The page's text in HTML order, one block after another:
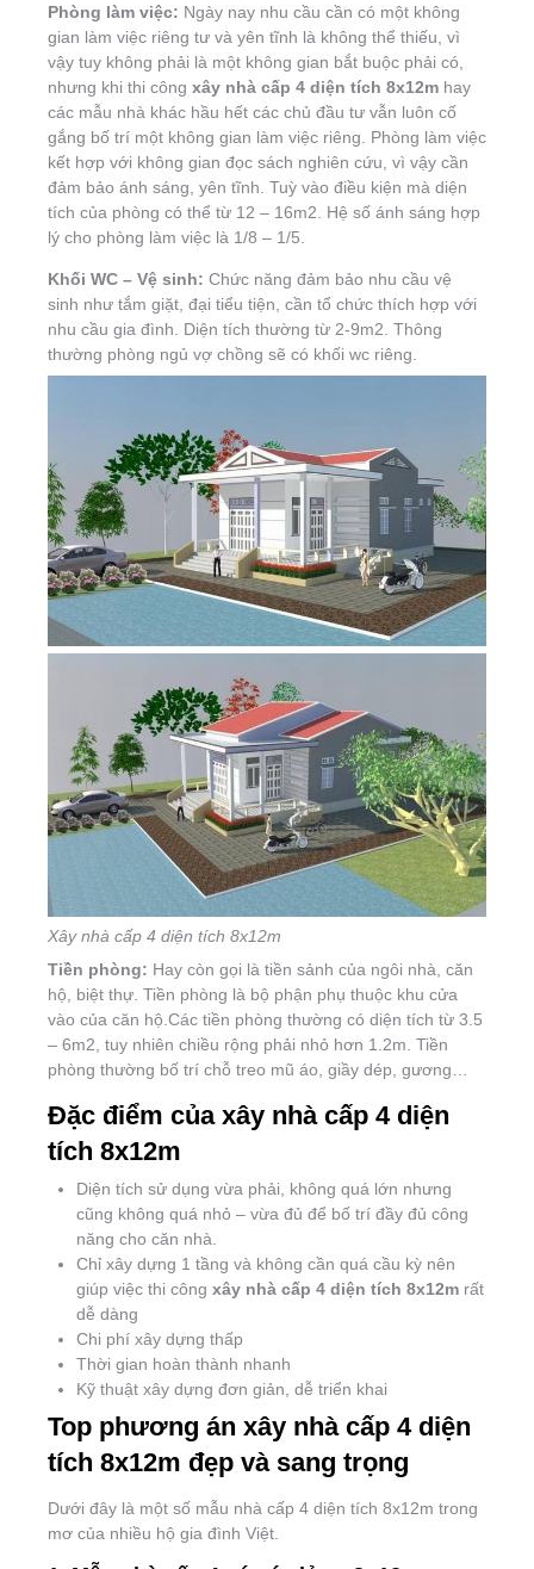
Phòng làm việc: Ngày nay nhu cầu cần có một không
gian làm việc riêng tư và yên tĩnh là không thể thiếu, vì
vậy tuy không phải là một không gian bắt buộc phải có,
nhưng khi thi công xây nhà cấp 4 diện tích 8x12m hay
các mẫu nhà khác hầu hết các chủ đầu tư vẫn luôn cố
gắng bố trí một không gian làm việc riêng. Phòng làm việc
kết hợp với không gian đọc sách nghiên cứu, vì vậy cần
đảm bảo ánh sáng, yên tĩnh. Tuỳ vào điều kiện mà diện
tích của phòng có thể từ 12 – 16m2. Hệ số ánh sáng hợp
lý cho phòng làm việc là 1/8 – 1/5.
Khối WC – Vệ sinh: Chức năng đảm bảo nhu cầu vệ
sinh như tắm giặt, đại tiểu tiện, cần tổ chức thích hợp với
nhu cầu gia đình. Diện tích thường từ 2-9m2. Thông
thường phòng ngủ vợ chồng sẽ có khối wc riêng.
Xây nhà cấp 4 diện tích 8x12m
Tiền phòng: Hay còn gọi là tiền sảnh của ngôi nhà, căn
hộ, biệt thự. Tiền phòng là bộ phận phụ thuộc khu cửa
vào của căn hộ.Các tiền phòng thường có diện tích từ 3.5
– 6m2, tuy nhiên chiều rộng phải nhỏ hơn 1.2m. Tiền
phòng thường bố trí chỗ treo mũ áo, giầy dép, gương…
Đặc điểm của xây nhà cấp 4 diện
tích 8x12m
Diện tích sử dụng vừa phải, không quá lớn nhưng
cũng không quá nhỏ – vừa đủ để bố trí đầy đủ công
năng cho căn nhà.
Chỉ xây dựng 1 tầng và không cần quá cầu kỳ nên
giúp việc thi công xây nhà cấp 4 diện tích 8x12m rất
dễ dàng
Chi phí xây dựng thấp
Thời gian hoàn thành nhanh
Kỹ thuật xây dựng đơn giản, dễ triển khai
Top phương án xây nhà cấp 4 diện
tích 8x12m đẹp và sang trọng
Dưới đây là một số mẫu nhà cấp 4 diện tích 8x12m trong
mơ của nhiều hộ gia đình Việt.